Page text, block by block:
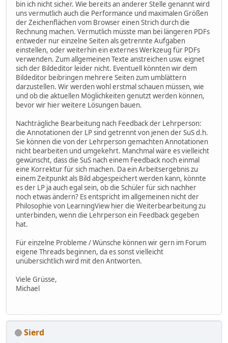
bin ich nicht sicher. Wie bereits an anderer Stelle genannt wird
uns vermutlich auch die Performance und maximalen Größen
der Zeichenflächen vom Browser einen Strich durch die
Rechnung machen. Vermutlich müsste man bei längeren PDFs
entweder nur einzelne Seiten als getrennte Aufgaben
einstellen, oder weiterhin ein externes Werkzeug für PDFs
verwenden. Zum allgemeinen Texte anstreichen usw. eignet
sich der Bildeditor leider nicht. Eventuell könnten wir dem
Bildeditor beibringen mehrere Seiten zum umblättern
darzustellen. Wir werden wohl erstmal schauen müssen, wie
und ob die aktuellen Möglichkeiten genutzt werden können,
bevor wir hier weitere Lösungen bauen.
Nachträgliche Bearbeitung nach Feedback der Lehrperson:
die Annotationen der LP sind getrennt von jenen der SuS d.h.
Sie können die von der Lehrperson gemachten Annotationen
nicht bearbeiten und umgekehrt. Manchmal wäre es vielleicht
gewünscht, dass die SuS nach einem Feedback noch einmal
eine Korrektur für sich machen. Da ein Arbeitsergebnis zu
einem Zeitpunkt als Bild abgespeichert werden kann, könnte
es der LP ja auch egal sein, ob die Schüler für sich nachher
noch etwas ändern? Es entspricht im allgemeinen nicht der
Philosophie von LearningView hier die Weiterbearbeitung zu
unterbinden, wenn die Lehrperson ein Feedback gegeben
hat.
Für einzelne Probleme / Wünsche können wir gern im Forum
eigene Threads beginnen, da es sonst vielleicht
unübersichtlich wird mit den Antworten.
Viele Grüsse,
Michael
Sierd